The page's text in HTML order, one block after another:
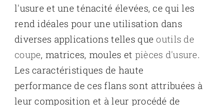
l'usure et une ténacité élevées, ce qui les
rend idéales pour une utilisation dans
diverses applications telles que outils de
coupe, matrices, moules et pièces d'usure.
Les caractéristiques de haute
performance de ces flans sont attribuées à
leur composition et à leur procédé de